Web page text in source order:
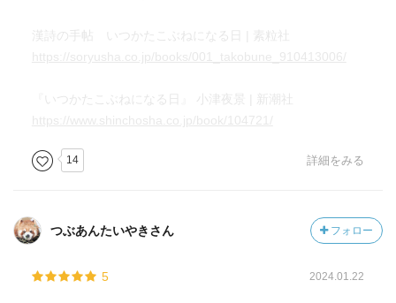
漢詩の手帖 いつかたこぶねになる日 | 素粒社
『いつかたこぶねになる日』 小津夜景 | 新潮社
14 詳細をみる
つぶあんたいやきさん フォロー
5 2024.01.22